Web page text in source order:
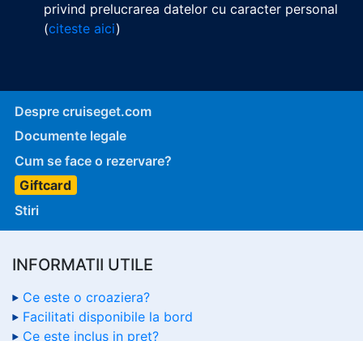
privind prelucrarea datelor cu caracter personal
(citeste aici)
Despre cruiseget.com
Documente legale
Cum se face o rezervare?
Giftcard
Stiri
INFORMATII UTILE
Ce este o croaziera?
Facilitati disponibile la bord
Ce este inclus in pret?